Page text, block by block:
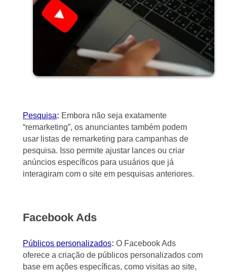
Pesquisa: Embora não seja exatamente
“remarketing”, os anunciantes também podem
usar listas de remarketing para campanhas de
pesquisa. Isso permite ajustar lances ou criar
anúncios específicos para usuários que já
interagiram com o site em pesquisas anteriores.
Facebook Ads
Públicos personalizados: O Facebook Ads
oferece a criação de públicos personalizados com
base em ações específicas, como visitas ao site,